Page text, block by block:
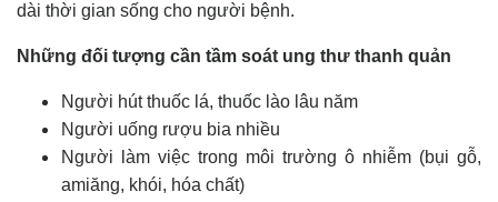
dài thời gian sống cho người bệnh.
Những đối tượng cần tầm soát ung thư thanh quản
Người hút thuốc lá, thuốc lào lâu năm
Người uống rượu bia nhiều
Người làm việc trong môi trường ô nhiễm (bụi gỗ,
amiăng, khói, hóa chất)